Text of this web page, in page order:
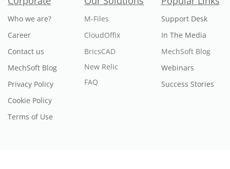
Who we are?
Career
Contact us
MechSoft Blog
Privacy Policy
Cookie Policy
Terms of Use
M-Files
CloudOffix
BricsCAD
New Relic
FAQ
Support Desk
In The Media
MechSoft Blog
Webinars
Success Stories